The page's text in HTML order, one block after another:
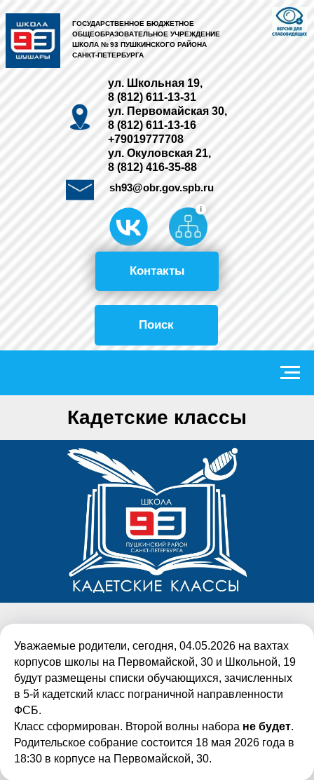
ГОСУДАРСТВЕННОЕ БЮДЖЕТНОЕ
ОБЩЕОБРАЗОВАТЕЛЬНОЕ УЧРЕЖДЕНИЕ
ШКОЛА № 93 ПУШКИНСКОГО РАЙОНА
САНКТ-ПЕТЕРБУРГА
ул. Школьная 19,
8 (812) 611-13-31
ул. Первомайская 30,
8 (812) 611-13-16
+79019777708
ул. Окуловская 21,
8 (812) 416-35-88
sh93@obr.gov.spb.ru
Поиск
Контакты
Кадетские классы
Уважаемые родители, сегодня, 04.05.2026 на вахтах
корпусов школы на Первомайской, 30 и Школьной, 19
будут размещены списки обучающихся, зачисленных
в 5-й кадетский класс пограничной направленности
ФСБ.
Класс сформирован. Второй волны набора не будет.
Родительское собрание состоится 18 мая 2026 года в
18:30 в корпусе на Первомайской, 30.